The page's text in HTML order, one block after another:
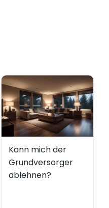
Kann mich der
Grundversorger
ablehnen?